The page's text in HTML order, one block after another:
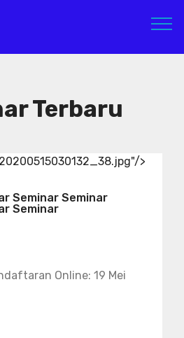
Terbaru
>
Seminar Seminar
Seminar
Online: 19 Mei